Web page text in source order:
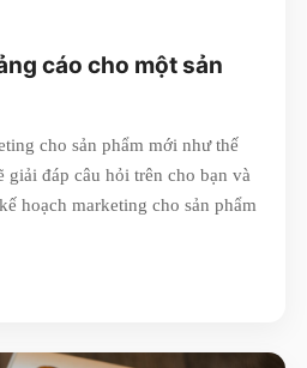
cáo cho một sản
cho sản phẩm mới như thế
giải đáp câu hỏi trên cho bạn và
hoạch marketing cho sản phẩm